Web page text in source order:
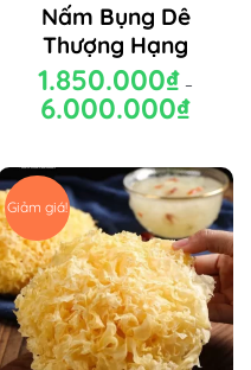
Nấm Bụng Dê
Thượng Hạng
1.850.000₫ –
6.000.000₫Khoảng
Giảm giá!